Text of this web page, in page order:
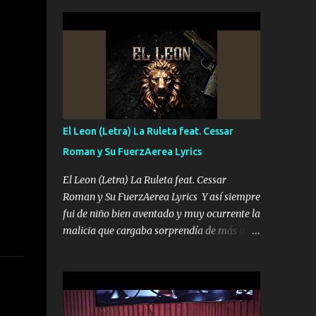
conciertos más que llenar Se mueven solo
por el interés P...
inteligente junto con su hermano el TRES
blindado el Estado tiene andan ESPERANDO
al UNO QUE PRONTO ESTARÁ PRESENTE
Que no falten las bucanas ni tampoco las
mujeres porque es platica de grandes por eso
hay que estar alegres doy las instrucciones
para atender los deberes Música Si es que
salta algún problema de confianza tengo
gente ahí está el Hombre Cuarenta y
también Pariente 7 arreglan cualquier
problema no más es cuestión que ordené
NOS HACE FALTA UN HERMANO DE CLAVE
SIEMPRE VIO POR LA FAMILIA PARA QUE
SIGA EL LEGADO Es el DOS de los
HERMANOS un cerebro inteligente y com...
El Leon (Letra) La Ruleta feat. Cessar
Roman y Su FuerzAerea Lyrics
El Leon (Letra) La Ruleta feat. Cessar
Roman y Su FuerzAerea Lyrics Y así siempre
fui de niño bien aventado y muy ocurrente la
malicia que cargaba sorprendía de más a la
Tranquilo me la navego ando en lo mío sin